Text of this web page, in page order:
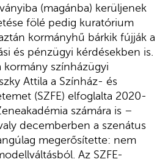
(magánba) kerüljenek
fölé pedig kuratórium
kormányhű bárkik fújják a
és pénzügyi kérdésekben is.
kormány színházügyi
Attila a Színház- és
(SZFE) elfoglalta 2020-
számára is –
decemberben a szenátus
megerősítette: nem
Az SZFE-